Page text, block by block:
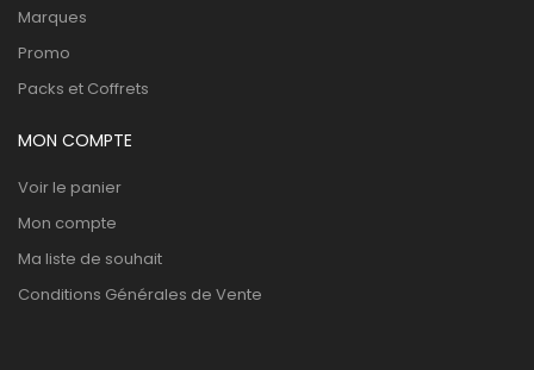
Marques
Promo
Packs et Coffrets
MON COMPTE
Voir le panier
Mon compte
Ma liste de souhait
Conditions Générales de Vente